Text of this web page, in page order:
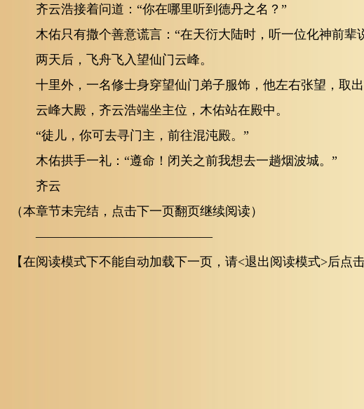
齐云浩接着问道：“你在哪里听到德丹之名？”
木佑只有撒个善意谎言：“在天衍大陆时，听一位化神前辈
两天后，飞舟飞入望仙门云峰。
十里外，一名修士身穿望仙门弟子服饰，他左右张望，取
云峰大殿，齐云浩端坐主位，木佑站在殿中。
“徒儿，你可去寻门主，前往混沌殿。”
木佑拱手一礼：“遵命！闭关之前我想去一趟烟波城。”
齐云
（本章节未完结，点击下一页翻页继续阅读）
——————————————
【在阅读模式下不能自动加载下一页，请<退出阅读模式>后点